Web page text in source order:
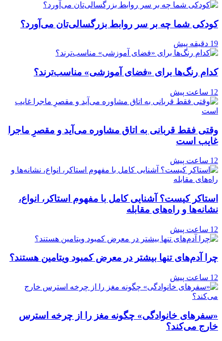
کودکی شما چه بر سر روابط بزرگسالی‌تان می‌آورد؟
19 دقیقه پیش
کدام رنگ‌ها برای «فضای آموزشی» مناسب‌ترند؟
12 ساعت پیش
وقتی فقط قربانی به اتاق مشاوره می‌آید و مقصرِ ماجرا
غایب است
12 ساعت پیش
استاکر کیست؟ آشنایی کامل با مفهوم استاکر، انواع،
نشانه‌ها و راه‌های مقابله
12 ساعت پیش
چرا آدم‌های تنها بیشتر در معرض کمبود ویتامین هستند؟
12 ساعت پیش
«سفرهای خانوادگی» چگونه مغز را از چرخه استرس
خارج می‌کند؟